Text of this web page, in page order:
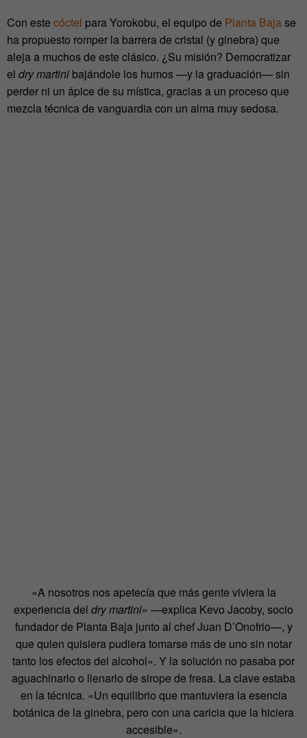
Con este cóctel para Yorokobu, el equipo de Planta Bajase
ha propuesto romper la barrera de cristal (y ginebra) que
aleja a muchos de este clásico. ¿Su misión? Democratizar
el dry martini bajándole los humos —y la graduación— sin
perder ni un ápice de su mística, gracias a un proceso que
mezcla técnica de vanguardia con un alma muy sedosa.
«A nosotros nos apetecía que más gente viviera la
experiencia del dry martini» —explica Kevo Jacoby, socio
fundador de Planta Baja junto al chef Juan D’Onofrio—, y
que quien quisiera pudiera tomarse más de uno sin notar
tanto los efectos del alcohol». Y la solución no pasaba por
aguachinarlo o llenarlo de sirope de fresa. La clave estaba
en la técnica. «Un equilibrio que mantuviera la esencia
botánica de la ginebra, pero con una caricia que la hiciera
accesible».